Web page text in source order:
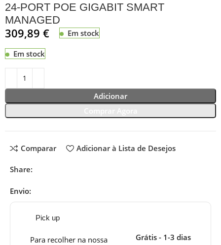
24-PORT POE GIGABIT SMART
MANAGED
309,89€ Em stock
Em stock
Adicionar
Comparar Adicionar à Lista de Desejos
Share:
Envio:
Pick up
Para recolher na nossa
Grátis - 1-3 dias